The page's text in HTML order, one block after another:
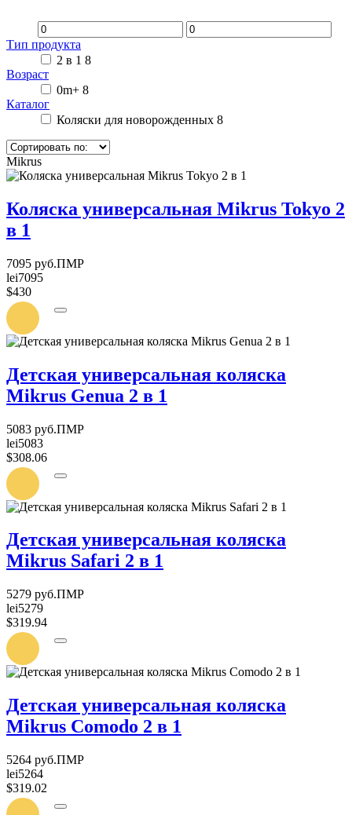
Тип продукта
2 в 1 8
Возраст
0m+ 8
Каталог
Коляски для новорожденных 8
Mikrus
Коляска универсальная Mikrus Tokyo 2
в 1
7095 руб.ПМР
lei7095
$430
УВЕДОМИТЬ
ПОСТУПЛЕНИИ
Детская универсальная коляска
Mikrus Genua 2 в 1
5083 руб.ПМР
lei5083
$308.06
УВЕДОМИТЬ
ПОСТУПЛЕНИИ
Детская универсальная коляска
Mikrus Safari 2 в 1
5279 руб.ПМР
lei5279
$319.94
УВЕДОМИТЬ
ПОСТУПЛЕНИИ
Детская универсальная коляска
Mikrus Comodo 2 в 1
5264 руб.ПМР
lei5264
$319.02
УВЕДОМИТЬ